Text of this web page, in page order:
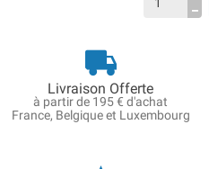
Livraison Offerte
à partir de 195 € d'achat
France, Belgique et Luxembourg